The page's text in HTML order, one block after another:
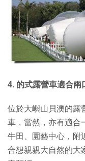
4. 的式露營車適合兩
位於大嶼山貝澳的露
車，當然，亦有適合
牛田、園藝中心，附
合想親親大自然的大